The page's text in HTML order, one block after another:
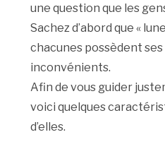
une question que les
Sachez d’abord que «
chacunes possèdent
inconvénients.
Afin de vous guider
voici quelques
d’elles.